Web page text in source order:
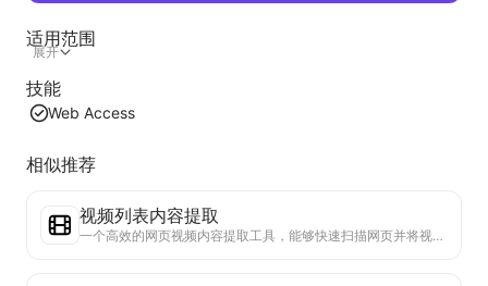
适用范围
展开
技能
Web Access
相似推荐
视频列表内容提取
一个高效的网页视频内容提取工具，能够快速扫描网页并将视频信息整理成结构化的Markdown表格。